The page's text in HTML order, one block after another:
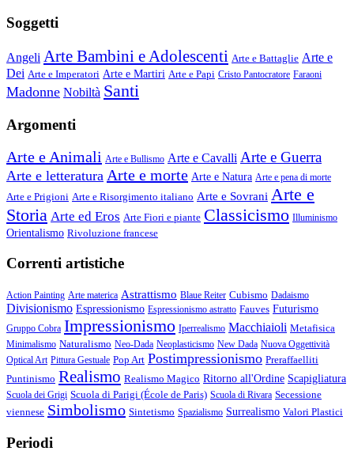
Soggetti
Angeli Arte Bambini e Adolescenti Arte e Battaglie Arte e
Dei Arte e Imperatori Arte e Martiri Arte e Papi Cristo Pantocratore Faraoni
Madonne Nobiltà Santi
Argomenti
Arte e Animali Arte e Bullismo Arte e Cavalli Arte e Guerra
Arte e letteratura Arte e morte Arte e Natura Arte e pena di morte
Arte e Prigioni Arte e Risorgimento italiano Arte e Sovrani Arte e
Storia Arte ed Eros Arte Fiori e piante Classicismo Illuminismo
Orientalismo Rivoluzione francese
Correnti artistiche
Action Painting Arte materica Astrattismo Blaue Reiter Cubismo Dadaismo
Divisionismo Espressionismo Espressionismo astratto Fauves Futurismo
Gruppo Cobra Impressionismo Iperrealismo Macchiaioli Metafisica
Minimalismo Naturalismo Neo-Dada Neoplasticismo New Dada Nuova Oggettività
Optical Art Pittura Gestuale Pop Art Postimpressionismo Preraffaelliti
Puntinismo Realismo Realismo Magico Ritorno all'Ordine Scapigliatura
Scuola dei Grigi Scuola di Parigi (École de Paris) Scuola di Rivara Secessione
viennese Simbolismo Sintetismo Spazialismo Surrealismo Valori Plastici
Periodi